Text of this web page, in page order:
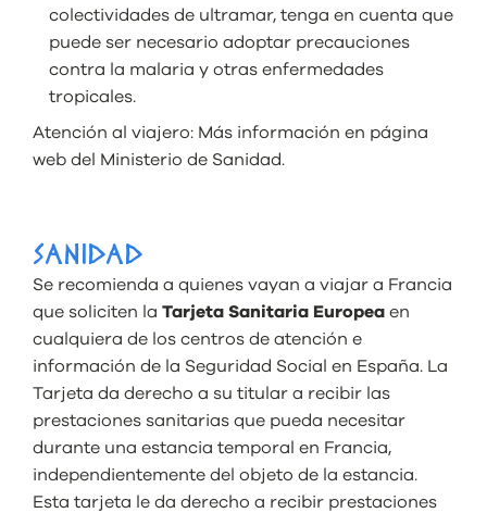
colectividades de ultramar, tenga en cuenta que
puede ser necesario adoptar precauciones
contra la malaria y otras enfermedades
tropicales.
Atención al viajero: Más información en página
web del Ministerio de Sanidad.
SANIDAD
Se recomienda a quienes vayan a viajar a Francia
que soliciten la Tarjeta Sanitaria Europea en
cualquiera de los centros de atención e
información de la Seguridad Social en España. La
Tarjeta da derecho a su titular a recibir las
prestaciones sanitarias que pueda necesitar
durante una estancia temporal en Francia,
independientemente del objeto de la estancia.
Esta tarjeta le da derecho a recibir prestaciones